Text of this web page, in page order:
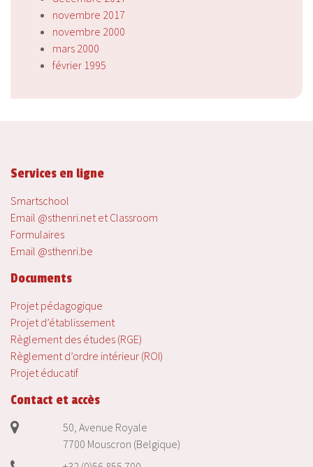
novembre 2017
novembre 2000
mars 2000
février 1995
Services en ligne
Smartschool
Email @sthenri.net et Classroom
Formulaires
Email @sthenri.be
Documents
Projet pédagogique
Projet d’établissement
Règlement des études (RGE)
Règlement d’ordre intérieur (ROI)
Projet éducatif
Contact et accès
50, Avenue Royale
7700 Mouscron (Belgique)